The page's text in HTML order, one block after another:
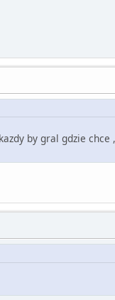
by gral gdzie